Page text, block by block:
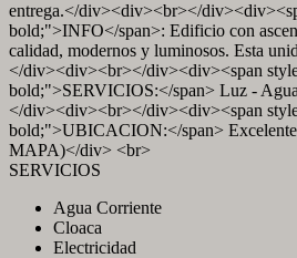
entrega.</div><div><br></
bold;">INFO</span>: Edificio con
calidad, modernos y luminosos. Esta
</div><div><br></div><div><span
bold;">SERVICIOS:</span> Luz -
</div><div><br></div><div><span
bold;">UBICACION:</span>
MAPA)</div> <br>
SERVICIOS
Agua Corriente
Cloaca
Electricidad